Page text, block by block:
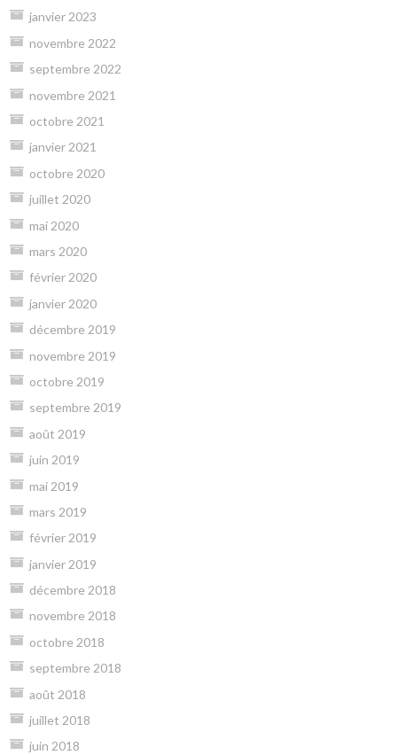
janvier 2023
novembre 2022
septembre 2022
novembre 2021
octobre 2021
janvier 2021
octobre 2020
juillet 2020
mai 2020
mars 2020
février 2020
janvier 2020
décembre 2019
novembre 2019
octobre 2019
septembre 2019
août 2019
juin 2019
mai 2019
mars 2019
février 2019
janvier 2019
décembre 2018
novembre 2018
octobre 2018
septembre 2018
août 2018
juillet 2018
juin 2018